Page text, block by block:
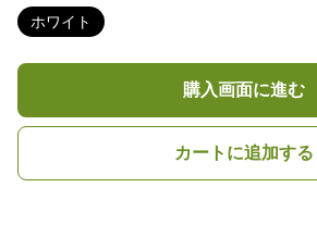
ホワイト
購入画面に進む
カートに追加する